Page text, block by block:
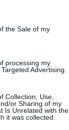
the Sale of my
processing my
Advertising.
Collection, Use,
or Sharing of my
Is Unrelated with the
it was collected.